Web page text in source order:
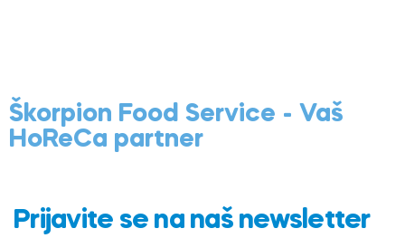
Škorpion Food Service - Vaš
HoReCa partner
Prijavite se na naš newsletter